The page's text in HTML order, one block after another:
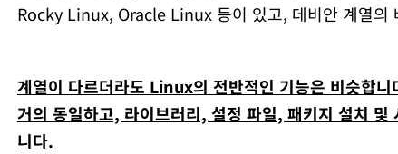
Rocky Linux, Oracle Linux 등이 있고, 데비안 계열의
계열이 다르더라도 Linux의 전반적인 기능은 비슷합
거의 동일하고, 라이브러리, 설정 파일, 패키지 설치
니다.